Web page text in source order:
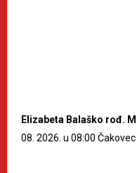
Elizabeta Balaško rođ.
08. 2026. u 08:00 Čakovec